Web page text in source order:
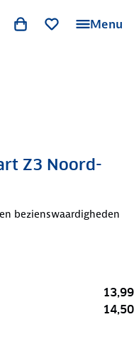
Menu
Z3 Noord-
bezienswaardigheden
13,99
14,50